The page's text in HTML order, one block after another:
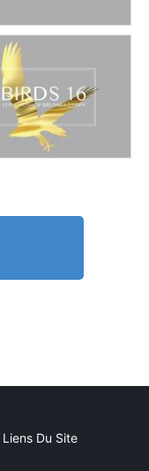
Liens Du Site